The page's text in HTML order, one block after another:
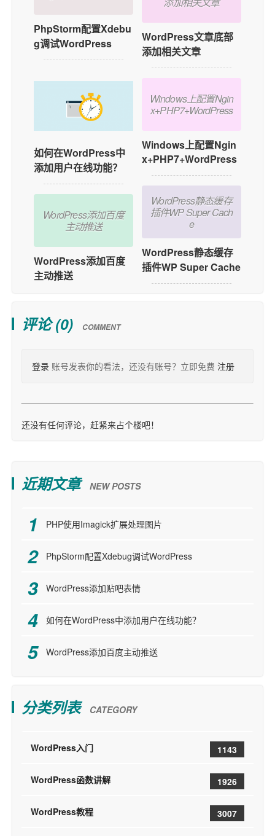
PhpStorm配置Xdebu
g调试WordPress
如何在WordPress中
添加用户在线功能？
WordPress添加百度
主动推送
WordPress添加百度
主动推送
WordPress文章底部
添加相关文章
Windows上配置Ngin
x+PHP7+WordPress
Windows上配置Ngin
x+PHP7+WordPress
WordPress静态缓存
插件WP Super Cach
e
WordPress静态缓存
插件WP Super Cache
评论 (0) COMMENT
登录 账号发表你的看法，还没有账号？立即免费 注册
还没有任何评论，赶紧来占个楼吧！
近期文章 NEW POSTS
PHP使用Imagick扩展处理图片
PhpStorm配置Xdebug调试WordPress
WordPress添加贴吧表情
如何在WordPress中添加用户在线功能？
WordPress添加百度主动推送
分类列表 CATEGORY
WordPress入门 1143
WordPress函数讲解 1926
WordPress教程 3007